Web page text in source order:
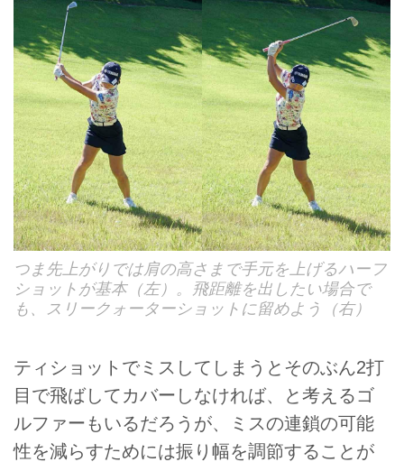
つま先上がりでは肩の高さまで手元を上げるハーフ
ショットが基本（左）。飛距離を出したい場合で
も、スリークォーターショットに留めよう（右）
ティショットでミスしてしまうとそのぶん2打
目で飛ばしてカバーしなければ、と考えるゴ
ルファーもいるだろうが、ミスの連鎖の可能
性を減らすためには振り幅を調節することが